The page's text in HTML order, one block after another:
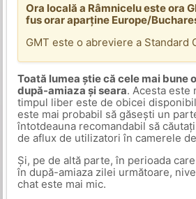
Ora locală a Râmnicelu este ora
fus orar aparține Europe/
GMT este o abreviere a Standard
Toată lumea știe că cele mai bune
după-amiaza și seara. Acesta este
timpul liber este de obicei
este mai probabil să găsești un
întotdeauna recomandabil să
de aflux de utilizatori în camerele
Și, pe de altă parte, în perioada
în după-amiaza zilei următoare,
chat este mai mic.